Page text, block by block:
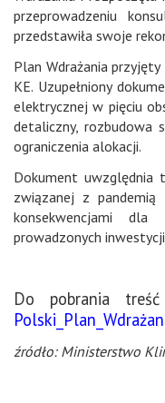
przeprowadzeniu
przedstawiła swoje
Plan Wdrażania
KE. Uzupełniony
elektrycznej w pięciu
detaliczny, rozbudowa
ograniczenia alokacji.
Dokument uwzględnia
związanej z
konsekwencjami dla
prowadzonych
Do pobrania treść
źródło: Ministerstwo